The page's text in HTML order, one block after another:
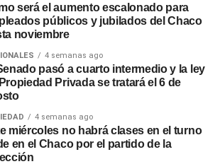
será el aumento escalonado para
públicos y jubilados del Chaco
noviembre
4 semanas ago
pasó a cuarto intermedio y la ley
Privada se tratará el 6 de
4 semanas ago
miércoles no habrá clases en el turno
en el Chaco por el partido de la